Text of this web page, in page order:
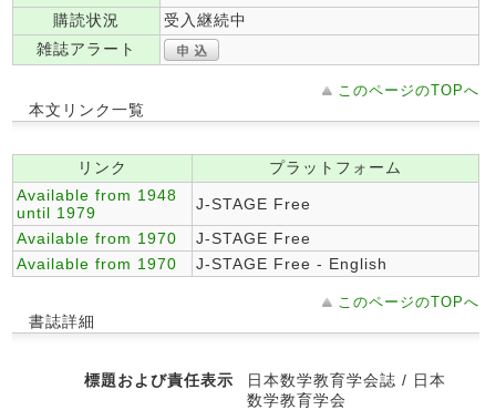
購読状況
受入継続中
雑誌アラート
このページのTOPへ
本文リンク一覧
リンク
プラットフォーム
Available from 1948
until 1979
J-STAGE Free
Available from 1970
J-STAGE Free
Available from 1970
J-STAGE Free - English
このページのTOPへ
書誌詳細
標題および責任表示
日本数学教育学会誌 / 日本
数学教育学会